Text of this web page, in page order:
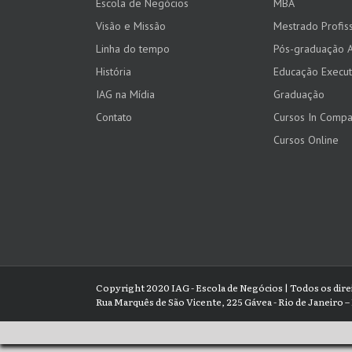
Escola de Negócios
Visão e Missão
Linha do tempo
História
IAG na Mídia
Contato
MBA
Mestrado
Pós-graduação
Educação
Graduação
Cursos In
Cursos Online
Copyright 2020 IAG - Escola de Negócios | Todos os
Rua Marquês de São Vicente, 225 Gávea - Rio de Janeiro